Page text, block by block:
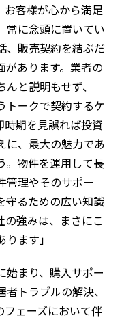
お客様が心から満足
常に念頭に置いてい
、販売契約を結ぶだ
があります。業者の
と説明もせず、
トークで契約するケ
時期を見誤れば投資
に、最大の魅力であ
。物件を運用して長
管理やそのサポー
守るための広い知識
の強みは、まさにこ
ます」
始まり、購入サポー
トラブルの解決、
フェーズにおいて伴